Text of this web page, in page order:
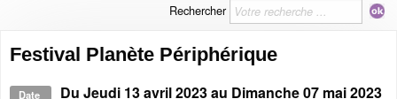
Rechercher
Festival Planète Périphérique
Date Du Jeudi 13 avril 2023au Dimanche 07 mai 2023